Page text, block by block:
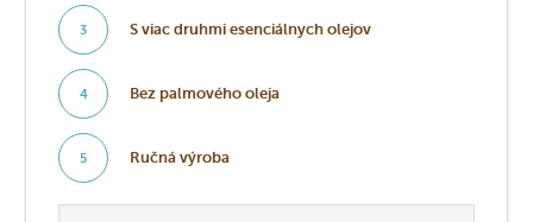
3 S viac druhmi esenciálnych olejov
4 Bez palmového oleja
5 Ručná výroba